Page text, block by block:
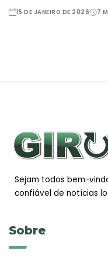
15 DE JANEIRO DE 2026 7
Sejam todos bem-
confiável de notícias
Sobre